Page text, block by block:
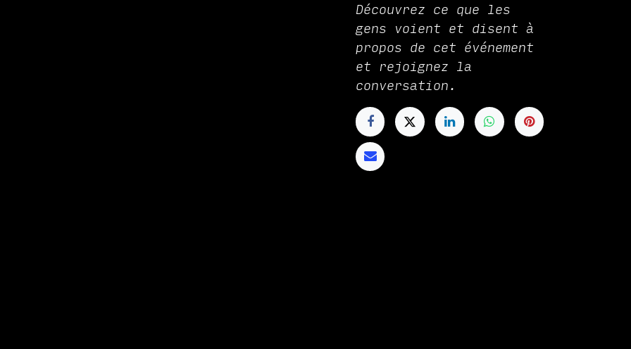
Découvrez ce que les
gens voient et disent à
propos de cet événement
et rejoignez la
conversation.